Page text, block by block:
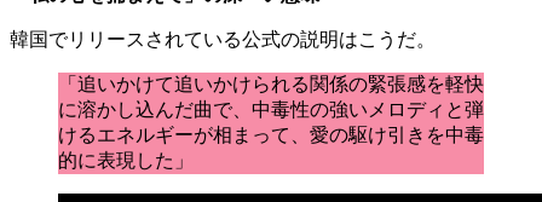
韓国でリリースされている公式の説明はこうだ。
「追いかけて追いかけられる関係の緊張感を軽快
に溶かし込んだ曲で、中毒性の強いメロディと弾
けるエネルギーが相まって、愛の駆け引きを中毒
的に表現した」